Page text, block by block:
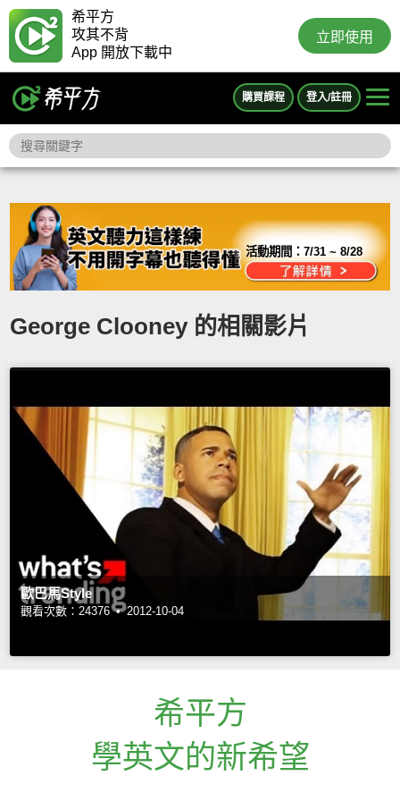
希平方
攻其不背
App 開放下載中
立即使用
購買課程 登入/註冊
活動期間：7/31 ~ 8/28
George Clooney 的相關影片
歐巴馬Style
觀看次數：24376 • 2012-10-04
希平方
學英文的新希望